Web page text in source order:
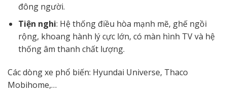
đông người.
Tiện nghi: Hệ thống điều hòa mạnh mẽ, ghế ngồi
rộng, khoang hành lý cực lớn, có màn hình TV và hệ
thống âm thanh chất lượng.
Các dòng xe phổ biến: Hyundai Universe, Thaco
Mobihome,…